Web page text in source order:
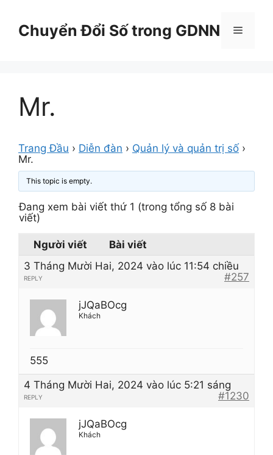
Chuyển Đổi Số trong GDNN Menu
Mr.
Trang Đầu › Diễn đàn › Quản lý và quản trị số ›
Mr.
This topic is empty.
Đang xem bài viết thứ 1 (trong tổng số 8 bài
viết)
Người viết
Bài viết
3 Tháng Mười Hai, 2024 vào lúc 11:54 chiều
#257
REPLY
jJQaBOcg
Khách
555
4 Tháng Mười Hai, 2024 vào lúc 5:21 sáng
#1230
REPLY
jJQaBOcg
Khách